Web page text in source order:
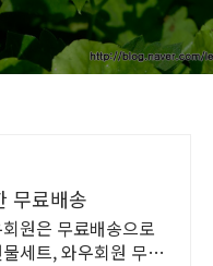
무료배송
원은 무료배송으로
세트, 와우회원 무료